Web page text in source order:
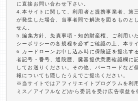
に直接お問い合わせ下さい。
4.本サイトに関して、利用者と提携事業者、第
が発生した場合、当事者間で解決を図るものと
せん。
5.編集方針、免責事項・知的財産権、ご利用い
シーポリシーの各規程を必ずご確認の上、本サ
6.カードローンお申し込み時に保険証を提出す
者記号・番号、通院歴、臓器提供意思確認欄に
してお送りください。その他、バーコードなど
報についても隠したうえでご提出ください。
※当サイトではアフィリエイトプログラムを利
ミス／アイフルなど)から委託を受け広告収益を